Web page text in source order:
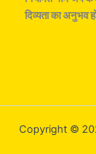
दिव्यता का अनुभव
Copyright ©